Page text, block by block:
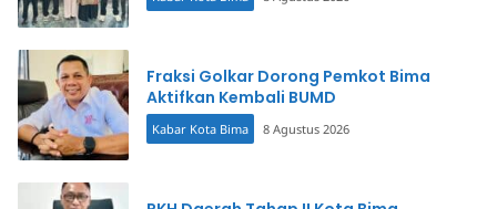
Fraksi Golkar Dorong Pemkot Bima
Aktifkan Kembali BUMD
Kabar Kota Bima 8 Agustus 2026